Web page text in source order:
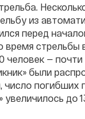
из
перед
время стрельбы
человек —
были
погибших
до